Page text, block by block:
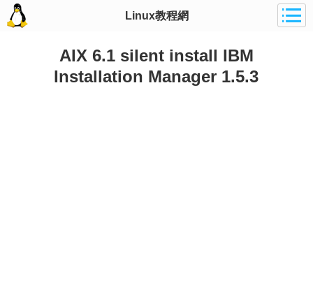
Linux教程網
AIX 6.1 silent install IBM
Installation Manager 1.5.3